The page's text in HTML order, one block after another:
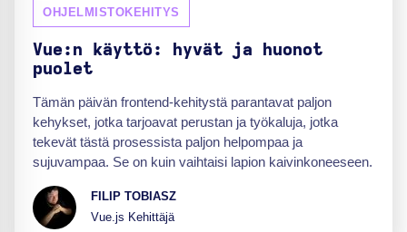
OHJELMISTOKEHITYS
Vue:n käyttö: hyvät ja huonot
puolet
Tämän päivän frontend-kehitystä parantavat paljon
kehykset, jotka tarjoavat perustan ja työkaluja, jotka
tekevät tästä prosessista paljon helpompaa ja
sujuvampaa. Se on kuin vaihtaisi lapion kaivinkoneeseen.
FILIP TOBIASZ
Vue.js Kehittäjä